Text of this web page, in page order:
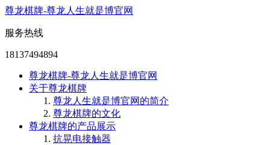
尊龙棋牌-尊龙人生就是博官网
服务热线
18137494894
尊龙棋牌-尊龙人生就是博官网
关于尊龙棋牌
尊龙人生就是博官网的简介
尊龙棋牌的文化
尊龙棋牌的产品展示
抗晃电接触器